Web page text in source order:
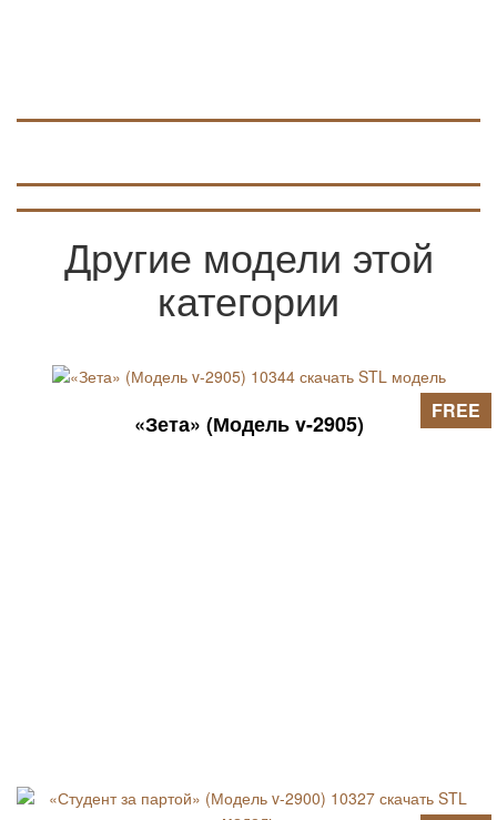
Другие модели этой
категории
«Зета» (Модель v-2905) FREE